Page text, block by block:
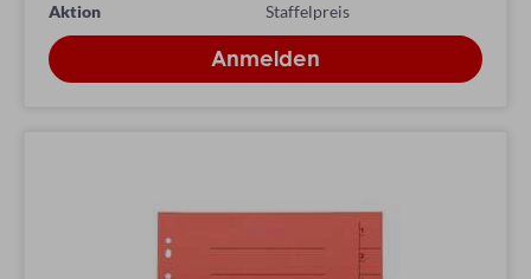
Aktion
Staffelpreis